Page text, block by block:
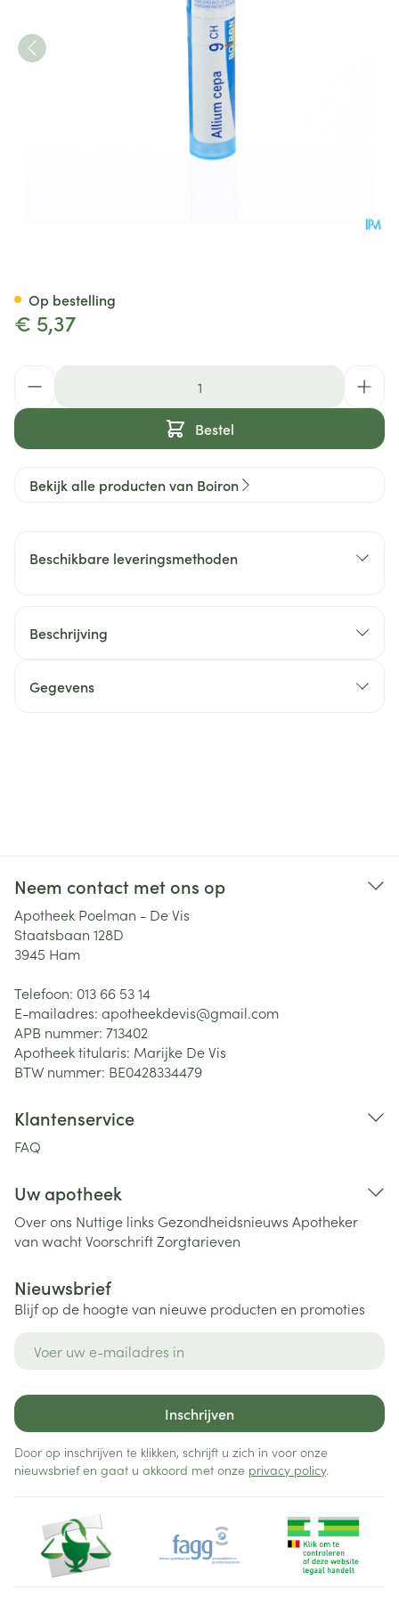
€ 5,37
Bestel
Op bestelling
Bekijk alle producten van Boiron
Beschikbare leveringsmethoden
Beschrijving
Gegevens
Neem contact met ons op
Apotheek Poelman - De Vis
Staatsbaan 128D
3945 Ham
Telefoon: 013 66 53 14
E-mailadres: apotheekdevis@gmail.com
APB nummer: 713402
Apotheek titularis: Marijke De Vis
BTW nummer: BE0428334479
Klantenservice
FAQ
Uw apotheek
Over ons Nuttige links Gezondheidsnieuws Apotheker
van wachtVoorschriftZorgtarieven
Nieuwsbrief
Blijf op de hoogte van nieuwe producten en promoties
Inschrijven
Door op inschrijven te klikken, schrijft u zich in voor onze
nieuwsbrief en gaat u akkoord met onze privacy policy.